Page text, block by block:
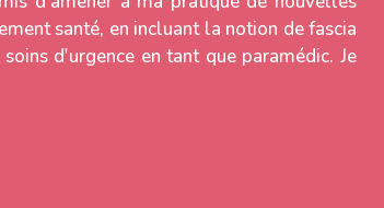
santé, en incluant la notion de fascia
d'urgence en tant que paramédic. Je